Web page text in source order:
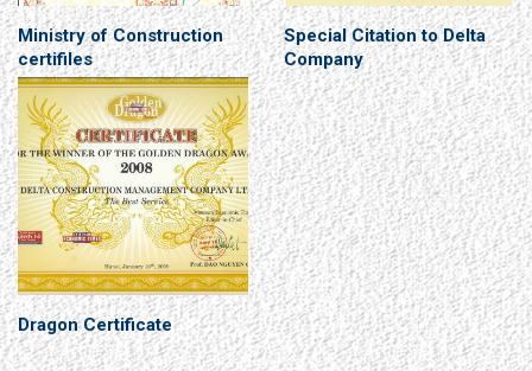
Ministry of Construction
certifiles
Special Citation to Delta
Company
Dragon Certificate